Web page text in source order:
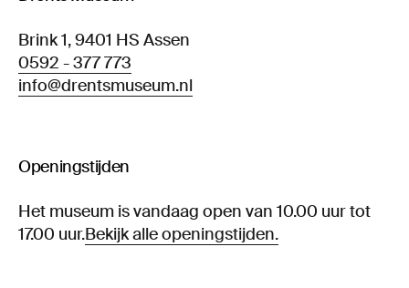
Brink 1, 9401 HS Assen
0592 - 377 773
info@drentsmuseum.nl
Openingstijden
Het museum is vandaag open van 10.00 uur tot
17.00 uur.Bekijk alle openingstijden.